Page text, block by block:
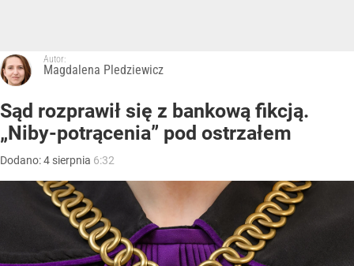
Autor:
Magdalena Pledziewicz
Sąd rozprawił się z bankową fikcją.
„Niby-potrącenia” pod ostrzałem
Dodano:4 sierpnia 6:32